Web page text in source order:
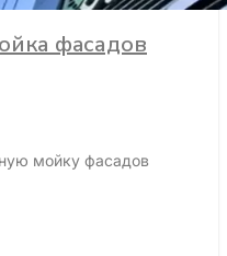
фасадов
мойку фасадов